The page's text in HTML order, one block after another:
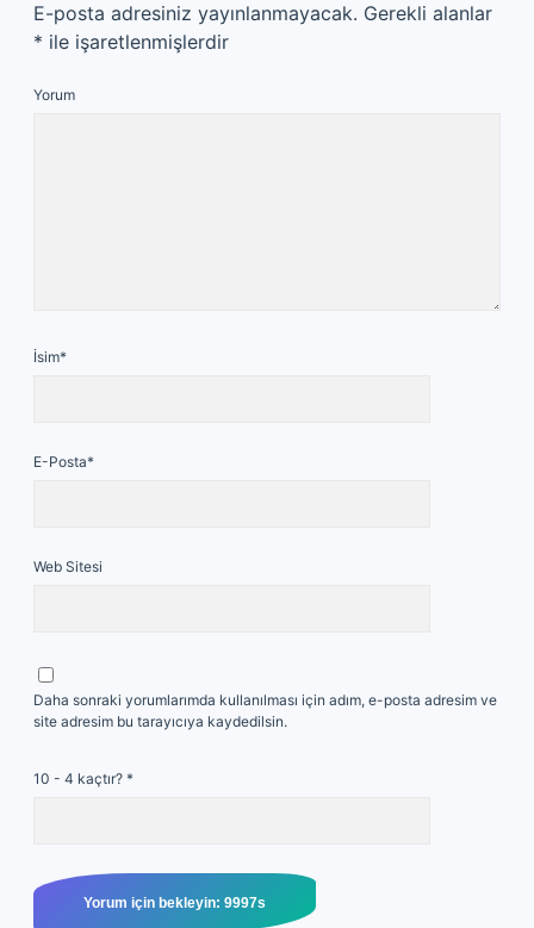
E-posta adresiniz yayınlanmayacak. Gerekli alanlar
* ile işaretlenmişlerdir
Yorum
İsim*
E-Posta*
Web Sitesi
Daha sonraki yorumlarımda kullanılması için adım, e-posta adresim ve
site adresim bu tarayıcıya kaydedilsin.
10 - 4 kaçtır? *